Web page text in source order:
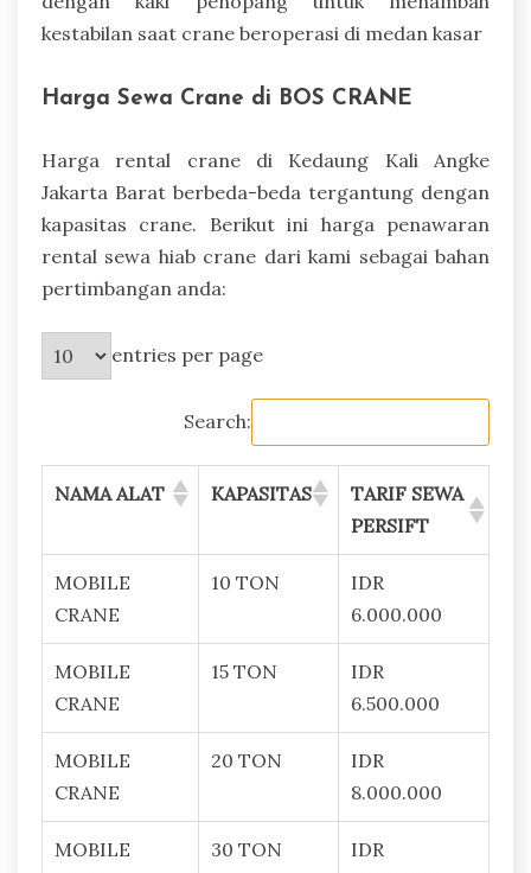
kestabilan saat crane beroperasi di medan kasar
Harga Sewa Crane di BOS CRANE
Harga rental crane di Kedaung Kali Angke
Jakarta Barat berbeda-beda tergantung dengan
kapasitas crane. Berikut ini harga penawaran
rental sewa hiab crane dari kami sebagai bahan
pertimbangan anda:
entries per page
Search:
NAMA ALAT KAPASITAS
TARIF SEWA
PERSIFT
MOBILE
CRANE
10 TON
IDR
6.000.000
MOBILE
CRANE
15 TON
IDR
6.500.000
MOBILE
CRANE
20 TON
IDR
8.000.000
MOBILE
30 TON
IDR